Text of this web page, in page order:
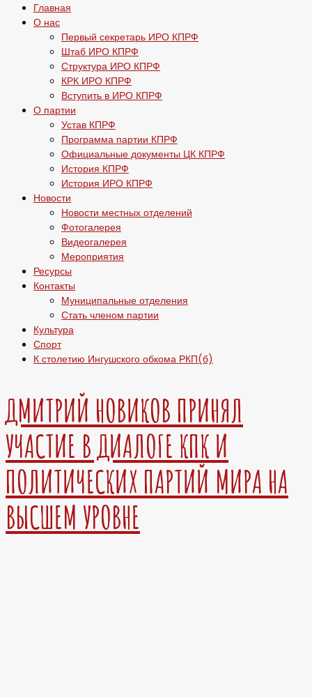
Главная
О нас
Первый секретарь ИРО КПРФ
Штаб ИРО КПРФ
Структура ИРО КПРФ
КРК ИРО КПРФ
Вступить в ИРО КПРФ
О партии
Устав КПРФ
Программа партии КПРФ
Официальные документы ЦК КПРФ
История КПРФ
История ИРО КПРФ
Новости
Новости местных отделений
Фотогалерея
Видеогалерея
Мероприятия
Ресурсы
Контакты
Муниципальные отделения
Стать членом партии
Культура
Спорт
К столетию Ингушского обкома РКП(б)
ДМИТРИЙ НОВИКОВ ПРИНЯЛ
УЧАСТИЕ В ДИАЛОГЕ КПК И
ПОЛИТИЧЕСКИХ ПАРТИЙ МИРА НА
ВЫСШЕМ УРОВНЕ